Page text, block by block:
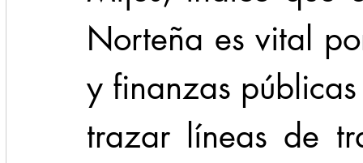
Norteña es vital
y finanzas
trazar líneas de